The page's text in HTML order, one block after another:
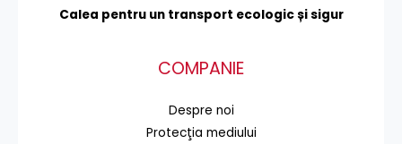
Calea pentru un transport ecologic și sigur
COMPANIE
Despre noi
Protecţia mediului